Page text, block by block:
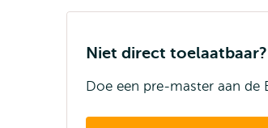
Niet direct toelaatbaar?
Doe een pre-master aan de